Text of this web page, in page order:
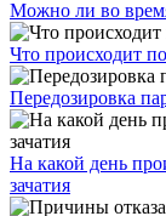
Можно ли во
Что происходит
Передозировка
На какой день
зачатия